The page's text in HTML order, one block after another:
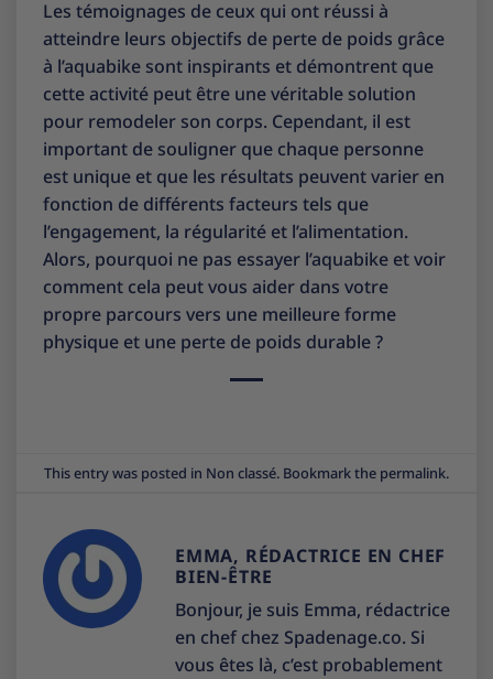
Les témoignages de ceux qui ont réussi à
atteindre leurs objectifs de perte de poids grâce
à l’aquabike sont inspirants et démontrent que
cette activité peut être une véritable solution
pour remodeler son corps. Cependant, il est
important de souligner que chaque personne
est unique et que les résultats peuvent varier en
fonction de différents facteurs tels que
l’engagement, la régularité et l’alimentation.
Alors, pourquoi ne pas essayer l’aquabike et voir
comment cela peut vous aider dans votre
propre parcours vers une meilleure forme
physique et une perte de poids durable ?
This entry was posted in Non classé. Bookmark the permalink.
EMMA, RÉDACTRICE EN CHEF
BIEN-ÊTRE
Bonjour, je suis Emma, rédactrice
en chef chez Spadenage.co. Si
vous êtes là, c’est probablement